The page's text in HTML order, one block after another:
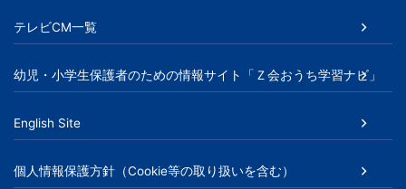
テレビCM一覧
幼児・小学生保護者のための情報サイト「Ｚ会おうち学習ナビ」
English Site
個人情報保護方針（Cookie等の取り扱いを含む）